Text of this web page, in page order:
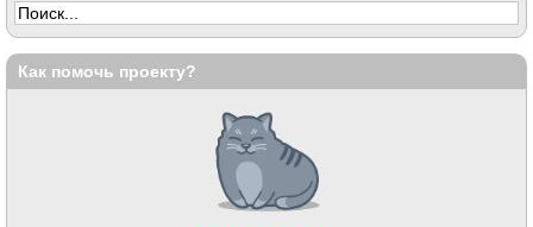
Как помочь проекту?